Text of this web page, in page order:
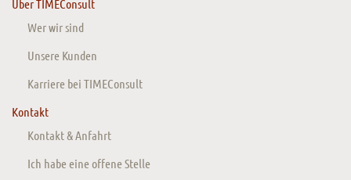
Über TIMEConsult
Wer wir sind
Unsere Kunden
Karriere bei TIMEConsult
Kontakt
Kontakt & Anfahrt
Ich habe eine offene Stelle